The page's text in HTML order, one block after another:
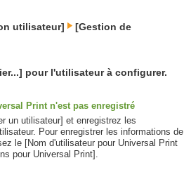
utilisateur]
[Gestion de
pour l'utilisateur à configurer.
Print n'est pas enregistré
un utilisateur] et enregistrez les
Pour enregistrer les informations de
le [Nom d'utilisateur pour Universal Print
pour Universal Print].